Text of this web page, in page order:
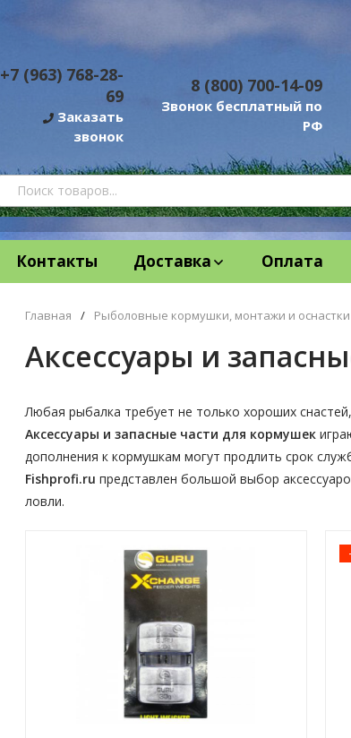
+7 (963) 768-28-
69
Заказать
звонок
8 (800) 700-14-09
Звонок бесплатный по
РФ
Контакты Доставка Оплата
Главная / Рыболовные кормушки, монтажи и оснастки
Аксессуары и
Любая рыбалка требует не только хороших
Аксессуары и запасные части для кормушек
дополнения к кормушкам могут продлить срок
Fishprofi.ru представлен большой выбор
ловли.